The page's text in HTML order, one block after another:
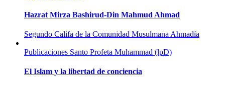
Hazrat Mirza Bashirud-Din Mahmud Ahmad
Segundo Califa de la Comunidad Musulmana Ahmadía
Publicaciones Santo Profeta Muhammad (lpD)
El Islam y la libertad de conciencia